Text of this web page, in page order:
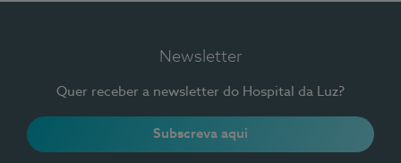
Newsletter
Quer receber a newsletter do Hospital da Luz?
Subscreva aqui